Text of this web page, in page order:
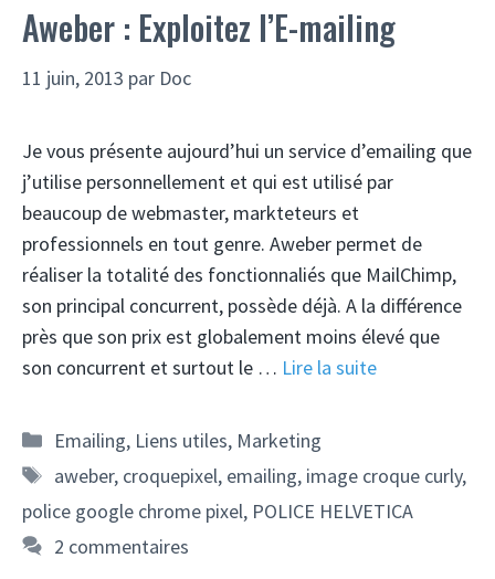
Aweber : Exploitez l’E-mailing
11 juin, 2013 par Doc
Je vous présente aujourd’hui un service d’emailing que
j’utilise personnellement et qui est utilisé par
beaucoup de webmaster, markteteurs et
professionnels en tout genre. Aweber permet de
réaliser la totalité des fonctionnaliés que MailChimp,
son principal concurrent, possède déjà. A la différence
près que son prix est globalement moins élevé que
son concurrent et surtout le … Lire la suite
Catégories
Emailing, Liens utiles, Marketing
Étiquettes
aweber, croquepixel, emailing, image croque curly,
police google chrome pixel, POLICE HELVETICA
2 commentaires